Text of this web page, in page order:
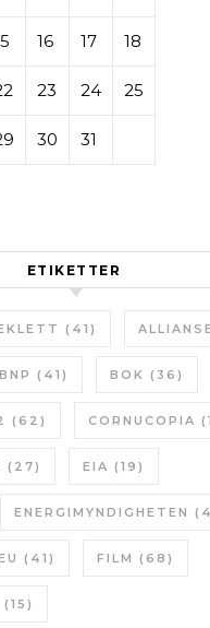
16 17 18
23 24 25
30 31
ETIKETTER
(41)
BNP (41) BOK (36)
(62) CORNUCOPIA
(27) EIA (19)
ENERGIMYNDIGHETEN
(41) FILM (68)
(15)